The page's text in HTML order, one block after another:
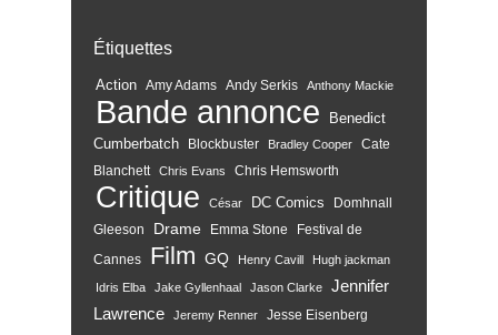
Étiquettes
Action Amy Adams Andy Serkis Anthony Mackie
Bande annonce
Benedict
Cumberbatch
Blockbuster Bradley Cooper
Cate
Blanchett
Chris Evans Chris Hemsworth
Critique César DC Comics
Domhnall
Gleeson
Drame Emma Stone
Festival de
Cannes
Film GQ Henry Cavill Hugh jackman
Idris Elba Jake Gyllenhaal Jason Clarke
Jennifer
Lawrence
Jeremy Renner Jesse Eisenberg